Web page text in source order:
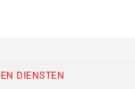
DIENSTEN